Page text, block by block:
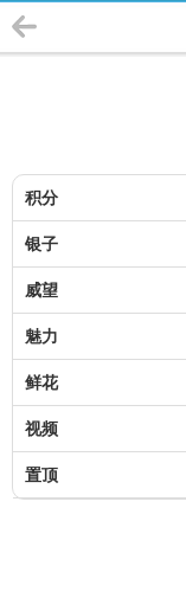
积分
银子
威望
魅力
鲜花
视频
置顶